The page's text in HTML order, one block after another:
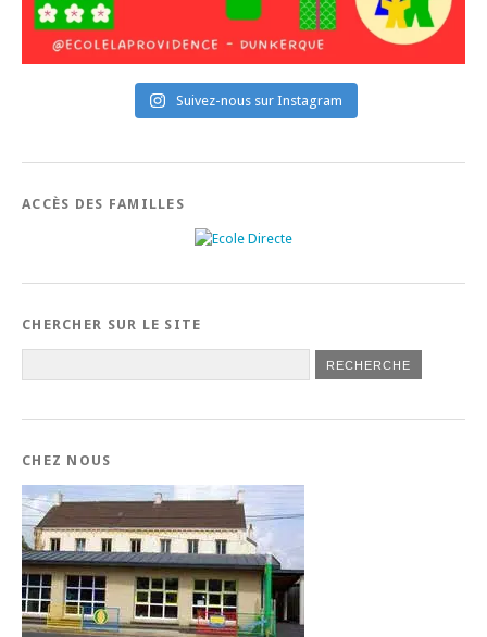
Suivez-nous sur Instagram
ACCÈS DES FAMILLES
CHERCHER SUR LE SITE
CHEZ NOUS